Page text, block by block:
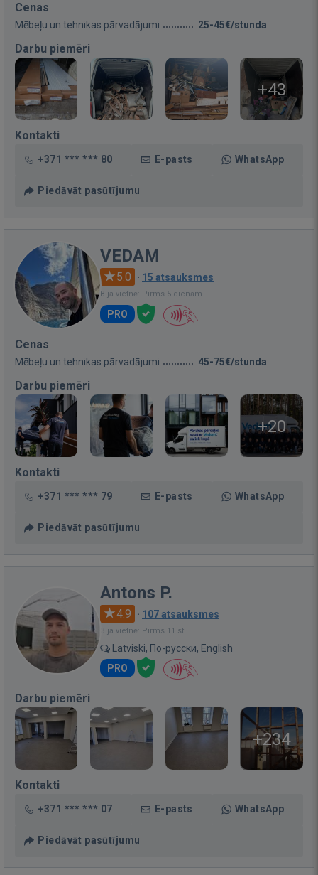
Cenas
Mēbeļu un tehnikas pārvadājumi 25-45€/stunda
Darbu piemēri
+43
Kontakti
+371 *** *** 80 E-pasts WhatsApp
Piedāvāt pasūtījumu
VEDAM
5.0 · 15 atsauksmes
Bija vietnē: Pirms 5 dienām
PRO
Cenas
Mēbeļu un tehnikas pārvadājumi 45-75€/stunda
Darbu piemēri
+20
Kontakti
+371 *** *** 79 E-pasts WhatsApp
Piedāvāt pasūtījumu
Antons P.
4.9 · 107 atsauksmes
Bija vietnē: Pirms 11 st.
Latviski, По-русски, English
PRO
Darbu piemēri
+234
Kontakti
+371 *** *** 07 E-pasts WhatsApp
Piedāvāt pasūtījumu